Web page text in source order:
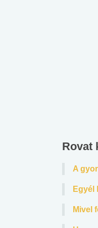
Rovat
A
Egyél
Mivel